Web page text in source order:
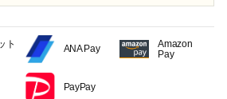
ト
ANA Pay
Amazon
Pay
PayPay